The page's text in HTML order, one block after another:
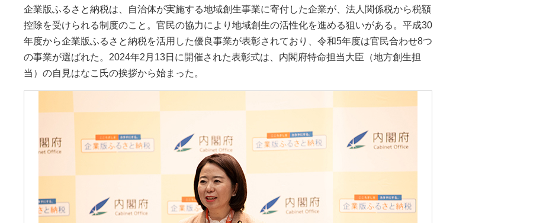
企業版ふるさと納税は、自治体が実施する地域創生事業に寄付した企業が、法人関係税から税額
控除を受けられる制度のこと。官民の協力により地域創生の活性化を進める狙いがある。平成30
年度から企業版ふるさと納税を活用した優良事業が表彰されており、令和5年度は官民合わせ8つ
の事業が選ばれた。2024年2月13日に開催された表彰式は、内閣府特命担当大臣（地方創生担
当）の自見はなこ氏の挨拶から始まった。